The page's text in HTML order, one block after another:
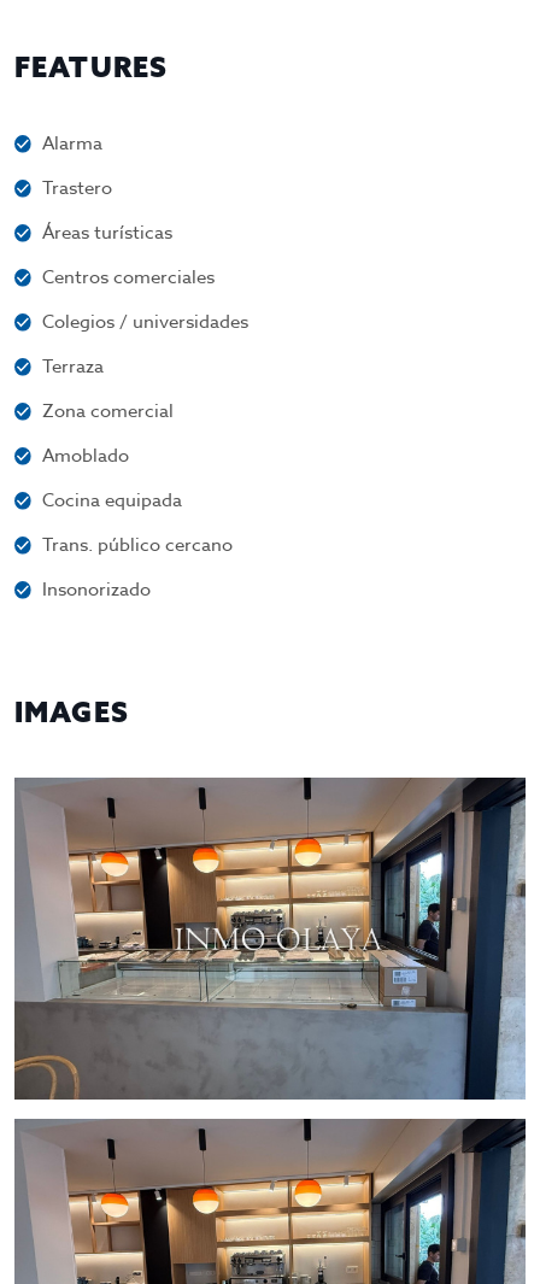
FEATURES
Alarma
Trastero
Áreas turísticas
Centros comerciales
Colegios / universidades
Terraza
Zona comercial
Amoblado
Cocina equipada
Trans. público cercano
Insonorizado
IMAGES